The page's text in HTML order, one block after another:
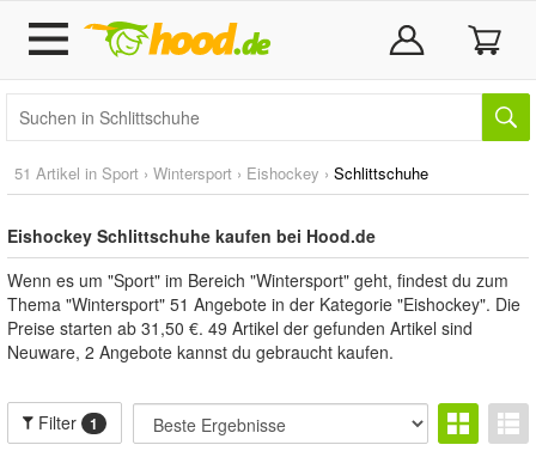
51 Artikel in Sport › Wintersport › Eishockey › Schlittschuhe
Eishockey Schlittschuhe kaufen bei Hood.de
Wenn es um "Sport" im Bereich "Wintersport" geht, findest du zum
Thema "Wintersport" 51 Angebote in der Kategorie "Eishockey". Die
Preise starten ab 31,50 €. 49 Artikel der gefunden Artikel sind
Neuware, 2 Angebote kannst du gebraucht kaufen.
Filter 1